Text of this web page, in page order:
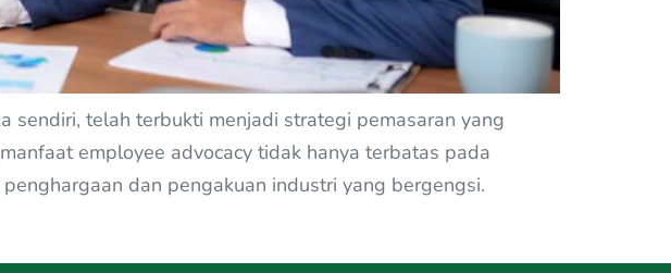
sendiri, telah terbukti menjadi strategi pemasaran yang
employee advocacy tidak hanya terbatas pada
dan pengakuan industri yang bergengsi.